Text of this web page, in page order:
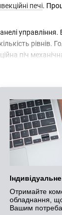
печі.
рівнів.
часто
ціною. Ми
Отримайте
обладнання,
Вашим